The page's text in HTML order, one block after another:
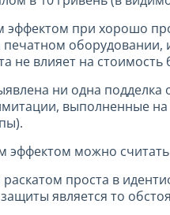
эффектом при хорошо
печатном
не влияет на стоимость
ни одна
выполненные на
эффектом можно
проста в
является то